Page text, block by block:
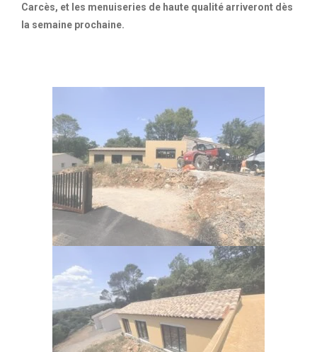
Carcès, et les menuiseries de haute qualitéarriveront dès
la semaine prochaine.